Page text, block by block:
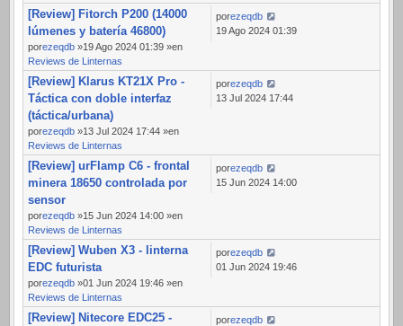
[Review] Fitorch P200 (14000
lúmenes y batería 46800)
porezeqdb »19 Ago 2024 01:39 »en
Reviews de Linternas
porezeqdb
19 Ago 2024 01:39
[Review] Klarus KT21X Pro -
Táctica con doble interfaz
(táctica/urbana)
porezeqdb »13 Jul 2024 17:44 »en
Reviews de Linternas
porezeqdb
13 Jul 2024 17:44
[Review] urFlamp C6 - frontal
minera 18650 controlada por
sensor
porezeqdb »15 Jun 2024 14:00 »en
Reviews de Linternas
porezeqdb
15 Jun 2024 14:00
[Review] Wuben X3 - linterna
EDC futurista
porezeqdb »01 Jun 2024 19:46 »en
Reviews de Linternas
porezeqdb
01 Jun 2024 19:46
[Review] Nitecore EDC25 -
porezeqdb